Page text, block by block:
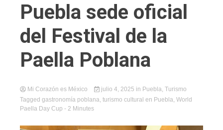
Puebla sede oficial
del Festival de la
Paella Poblana
Mi Corazón es México julio 4, 2025 in Puebla, Turismo
Tagged gastronomía poblana, turismo cultural en Puebla, World
Paella Day Cup - 2 Minutes